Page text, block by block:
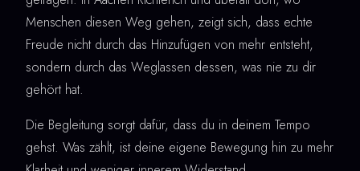
Menschen diesen Weg gehen, zeigt sich, dass echte
Freude nicht durch das Hinzufügen von mehr entsteht,
sondern durch das Weglassen dessen, was nie zu dir
gehört hat.
Die Begleitung sorgt dafür, dass du in deinem Tempo
gehst. Was zählt, ist deine eigene Bewegung hin zu mehr